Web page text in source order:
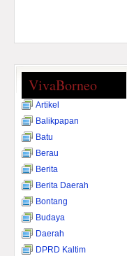
VivaBorneo
Artikel
Balikpapan
Batu
Berau
Berita
Berita Daerah
Bontang
Budaya
Daerah
DPRD Kaltim